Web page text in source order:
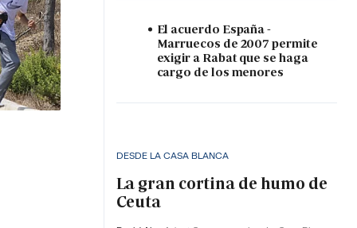
El acuerdo España -
Marruecos de 2007 permite
exigir a Rabat que se haga
cargo de los menores
DESDE LA CASA BLANCA
La gran cortina de humo de
Ceuta